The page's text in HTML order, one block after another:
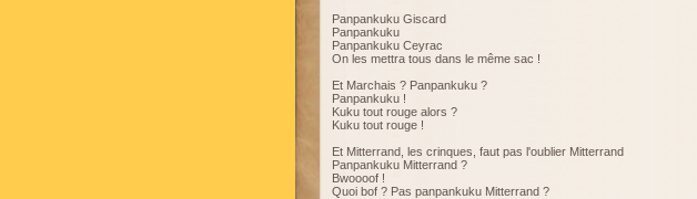
Panpankuku Giscard
Panpankuku
Panpankuku Ceyrac
On les mettra tous dans le même sac !
Et Marchais ? Panpankuku ?
Panpankuku !
Kuku tout rouge alors ?
Kuku tout rouge !
Et Mitterrand, les crinques, faut pas l'oublier Mitterrand
Panpankuku Mitterrand ?
Bwoooof !
Quoi bof ? Pas panpankuku Mitterrand ?